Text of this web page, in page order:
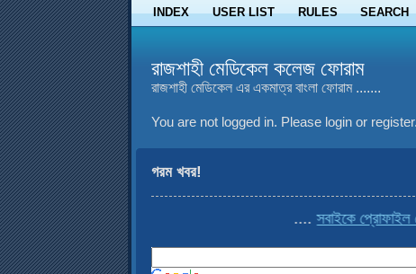
INDEX USER LIST RULES SEARCH
রাজশাহী মেডিকেল কলেজ ফোরাম
রাজশাহী মেডিকেল এর একমাত্র বাংলা ফোরাম .......
You are not logged in. Please login or register.
গরম খবর!
সবাইকে প্রোফাইল